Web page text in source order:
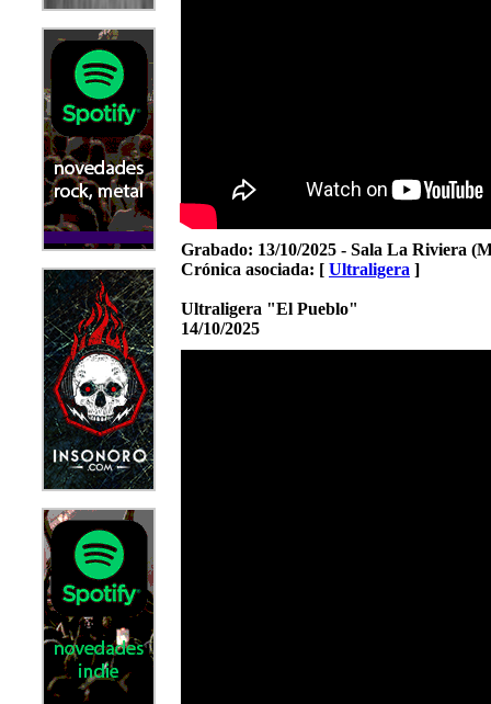
Grabado: 13/10/2025 - Sala La Riviera
Crónica asociada: [ Ultraligera ]
Ultraligera "El Pueblo"
14/10/2025